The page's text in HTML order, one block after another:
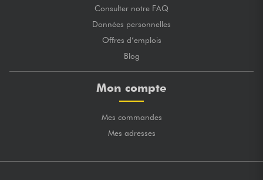
Consulter notre FAQ
Données personnelles
Offres d’emplois
Blog
Mon compte
Mes commandes
Mes adresses